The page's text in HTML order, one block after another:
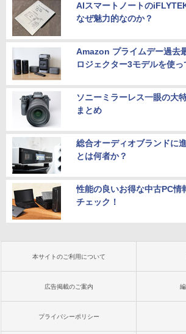
AIスマートノートの
なぜ魅力的なのか？
Amazon プライムデー過去
ロジェクター3モデルを使っ
ソニーミラーレス一眼の大
まとめ
総合オーディオブランドに
とは何者か？
性能の良いお得な中古PC情
チェック！
本サイトのご利用について
広告掲載のご案内
プライバシーポリシー